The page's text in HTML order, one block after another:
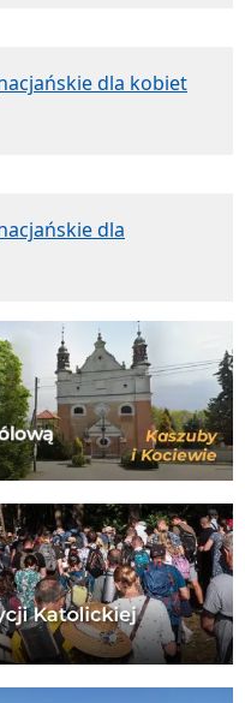
dla kobiet
dla